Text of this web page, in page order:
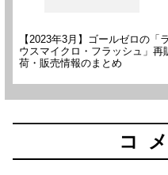
【2023年3月】ゴールゼロの「
ウスマイクロ・フラッシュ」再
荷・販売情報のまとめ
コ